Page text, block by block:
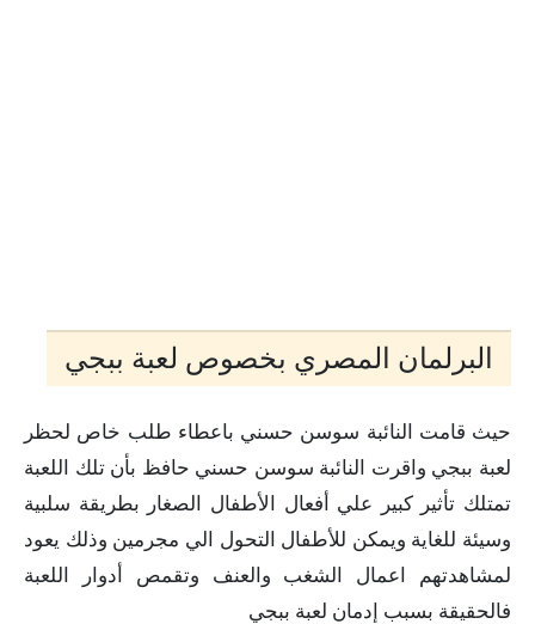
البرلمان المصري بخصوص لعبة ببجي
حيث قامت النائبة سوسن حسني باعطاء طلب خاص لحظر
لعبة ببجي واقرت النائبة سوسن حسني حافظ بأن تلك اللعبة
تمتلك تأثير كبير علي أفعال الأطفال الصغار بطريقة سلبية
وسيئة للغاية ويمكن للأطفال التحول الي مجرمين وذلك يعود
لمشاهدتهم اعمال الشغب والعنف وتقمص أدوار اللعبة
فالحقيقة بسبب إدمان لعبة ببجي